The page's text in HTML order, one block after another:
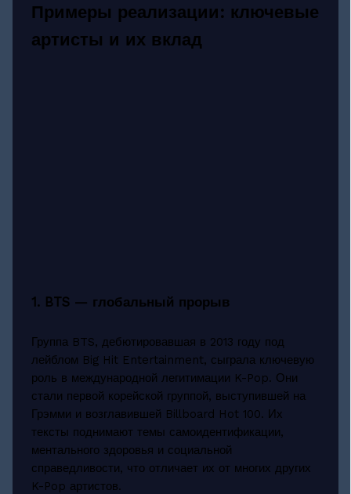
Примеры реализации: ключевые
артисты и их вклад
1. BTS — глобальный прорыв
Группа BTS, дебютировавшая в 2013 году под
лейблом Big Hit Entertainment, сыграла ключевую
роль в международной легитимации K-Pop. Они
стали первой корейской группой, выступившей на
Грэмми и возглавившей Billboard Hot 100. Их
тексты поднимают темы самоидентификации,
ментального здоровья и социальной
справедливости, что отличает их от многих других
K-Pop артистов.